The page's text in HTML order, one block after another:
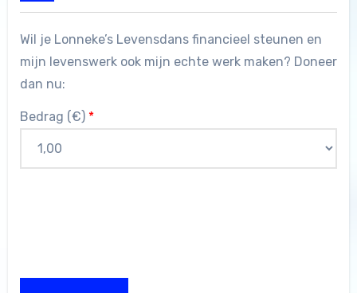
Wil je Lonneke’s Levensdans financieel steunen en
mijn levenswerk ook mijn echte werk maken? Doneer
dan nu:
Bedrag (€) *